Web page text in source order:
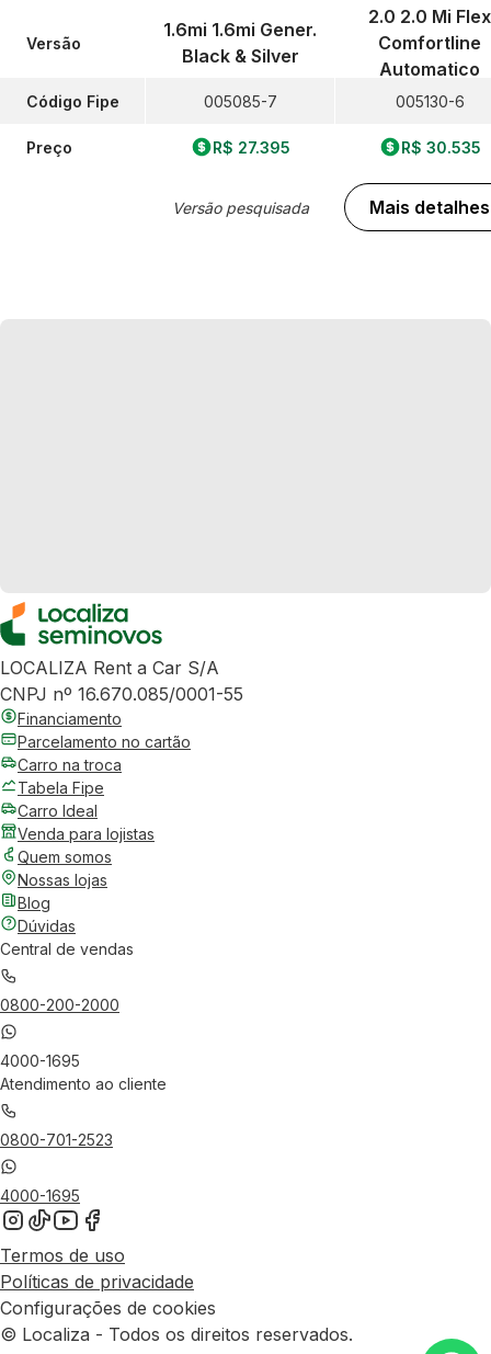
Versão
Código Fipe
Preço
1.6mi 1.6mi Gener.
Black & Silver
005085-7
R$ 27.395
Versão pesquisada
2.0 2.0 Mi Flex
Comfortline
Automatico
005130-6
R$ 30.535
Mais detalhes
LOCALIZA Rent a Car S/A
CNPJ nº 16.670.085/0001-55
Financiamento
Parcelamento no cartão
Carro na troca
Tabela Fipe
Carro Ideal
Venda para lojistas
Quem somos
Nossas lojas
Blog
Dúvidas
Central de vendas
0800-200-2000
4000-1695
Atendimento ao cliente
0800-701-2523
4000-1695
Termos de uso
Políticas de privacidade
Configurações de cookies
© Localiza - Todos os direitos reservados.